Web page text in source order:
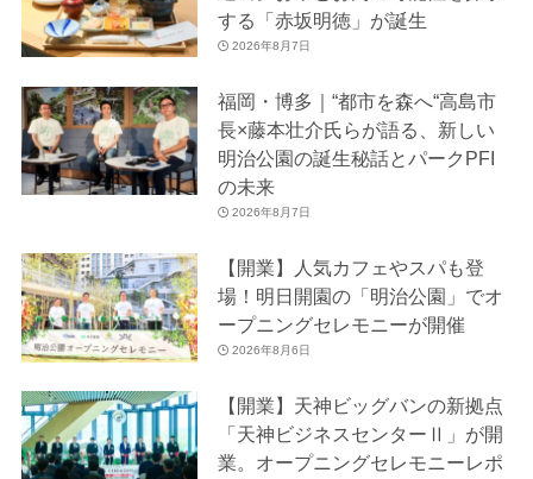
する「赤坂明徳」が誕生
2026年8月7日
福岡・博多｜“都市を森へ“高島市
長×藤本壮介氏らが語る、新しい
明治公園の誕生秘話とパークPFI
の未来
2026年8月7日
【開業】人気カフェやスパも登
場！明日開園の「明治公園」でオ
ープニングセレモニーが開催
2026年8月6日
【開業】天神ビッグバンの新拠点
「天神ビジネスセンターⅡ」が開
業。オープニングセレモニーレポ